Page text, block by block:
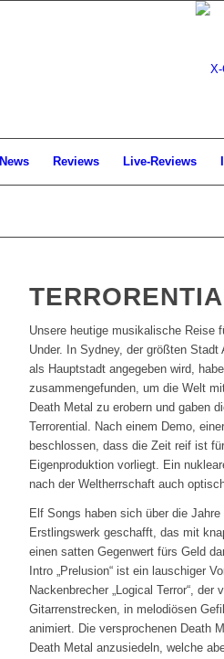
News Reviews Live-Reviews
Unsere heutige musikalische Reise
Under. In Sydney, der größten
als Hauptstadt angegeben wird,
zusammengefunden, um die Welt
Death Metal zu erobern und gaben
Terrorential. Nach einem Demo,
beschlossen, dass die Zeit reif ist
Eigenproduktion vorliegt. Ein
nach der Weltherrschaft auch
Elf Songs haben sich über die
Erstlingswerk geschafft, das mit
einen satten Gegenwert fürs Geld
Intro „Prelusion“ ist ein lauschiger
Nackenbrecher „Logical Terror“, der
Gitarrenstrecken, in melodiösen
animiert. Die versprochenen Death
Death Metal anzusiedeln, welche